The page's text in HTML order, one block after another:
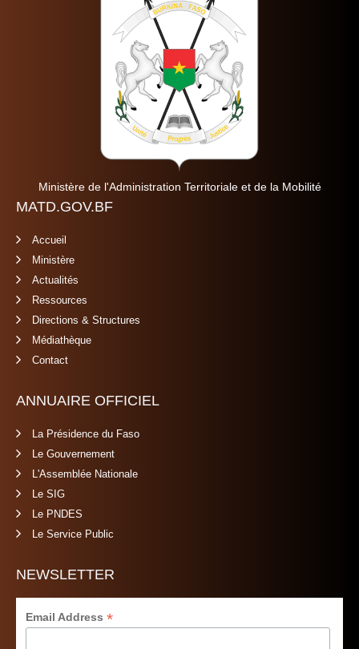
Ministère de l'Administration Territoriale et de la Mobilité
MATD.GOV.BF
Accueil
Ministère
Actualités
Ressources
Directions & Structures
Médiathèque
Contact
ANNUAIRE OFFICIEL
La Présidence du Faso
Le Gouvernement
L'Assemblée Nationale
Le SIG
Le PNDES
Le Service Public
NEWSLETTER
Email Address*